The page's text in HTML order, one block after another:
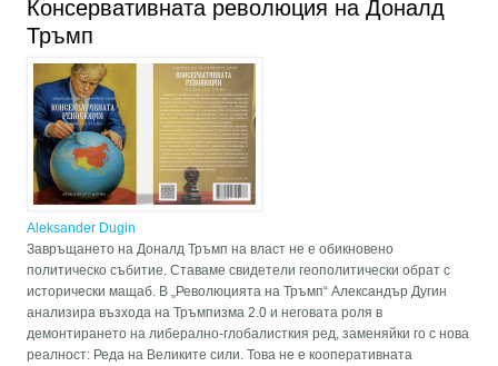
Консервативната революция на Доналд
Тръмп
Aleksander Dugin
Завръщането на Доналд Тръмп на власт не е обикновено
политическо събитие. Ставаме свидетели геополитически обрат с
исторически мащаб. В „Революцията на Тръмп“ Александър Дугин
анализира възхода на Тръмпизма 2.0 и неговата роля в
демонтирането на либерално-глобалисткия ред, заменяйки го с нова
реалност: Реда на Великите сили. Това не е кооперативната